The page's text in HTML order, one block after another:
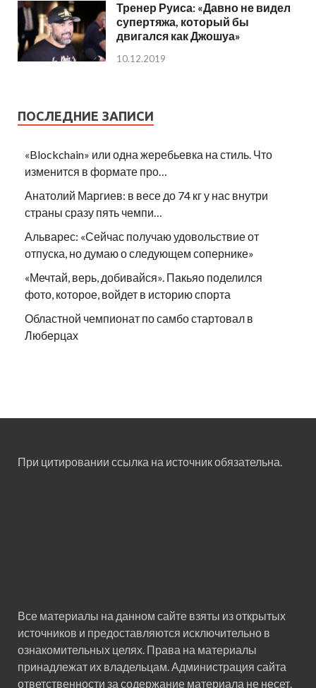
Тренер Руиса: «Давно не видел
супертяжа, который бы
двигался как Джошуа»
10.12.2019
ПОСЛЕДНИЕ ЗАПИСИ
«Blockchain» или одна жеребьевка на стиль. Что
изменится в формате про…
Анатолий Маргиев: в весе до 74 кг у нас внутри
страны сразу пять чемпи…
Альварес: «Сейчас получаю удовольствие от
отпуска, но думаю о следующем сопернике»
«Мечтай, верь, добивайся». Пакьяо поделился
фото, которое, войдет в историю спорта
Областной чемпионат по самбо стартовал в
Люберцах
При цитировании ссылка на источник обязательна.
Все материалы на данном сайте взяты из открытых
источников и предоставляются исключительно в
ознакомительных целях. Права на материалы
принадлежат их владельцам. Администрация сайта
ответственности за содержание материала не несет.